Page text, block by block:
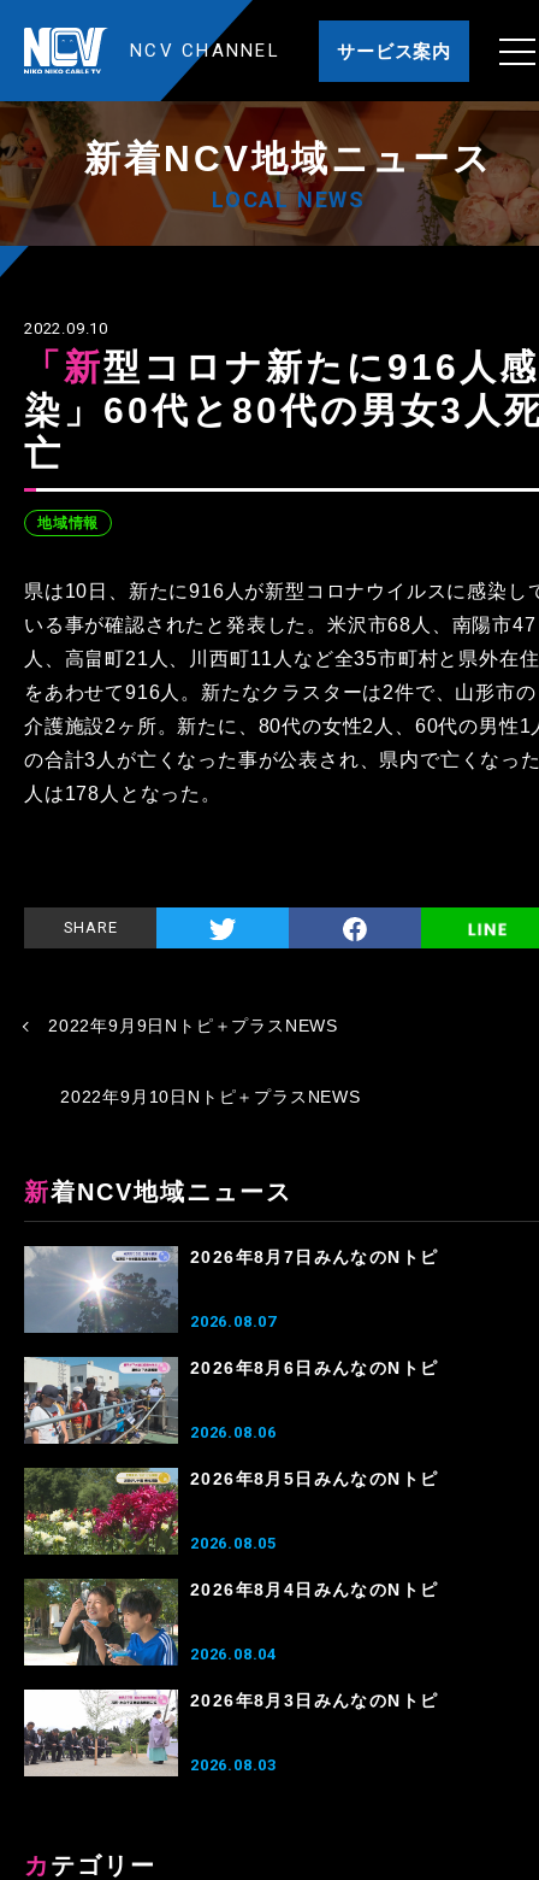
NCV CHANNEL サービス案内
新着NCV地域ニュース
LOCAL NEWS
2022.09.10
「新型コロナ新たに916人感
染」60代と80代の男女3人
亡
地域情報
県は10日、新たに916人が新型コロナウイルスに感染し
いる事が確認されたと発表した。米沢市68人、南陽市47
人、高畠町21人、川西町11人など全35市町村と県外在住
をあわせて916人。新たなクラスターは2件で、山形市の
介護施設2ヶ所。新たに、80代の女性2人、60代の男性1
の合計3人が亡くなった事が公表され、県内で亡くなっ
人は178人となった。
SHARE
2022年9月9日Nトピ＋プラスNEWS
2022年9月10日Nトピ＋プラスNEWS
新着NCV地域ニュース
2026年8月7日みんなのNトピ
2026.08.07
2026年8月6日みんなのNトピ
2026.08.06
2026年8月5日みんなのNトピ
2026.08.05
2026年8月4日みんなのNトピ
2026.08.04
2026年8月3日みんなのNトピ
2026.08.03
カテゴリー